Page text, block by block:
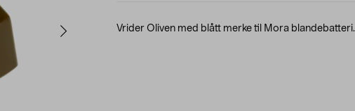
Vrider Oliven med blått merke til Mora blandebatteri.